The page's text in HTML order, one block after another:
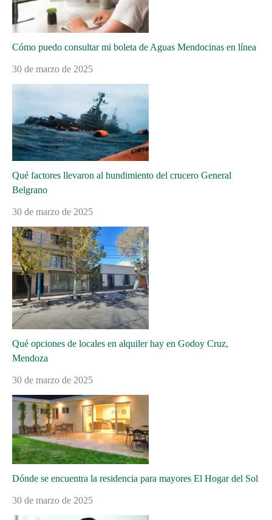
Cómo puedo consultar mi boleta de Aguas Mendocinas en línea
30 de marzo de 2025
Qué factores llevaron al hundimiento del crucero General
Belgrano
30 de marzo de 2025
Qué opciones de locales en alquiler hay en Godoy Cruz,
Mendoza
30 de marzo de 2025
Dónde se encuentra la residencia para mayores El Hogar del Sol
30 de marzo de 2025